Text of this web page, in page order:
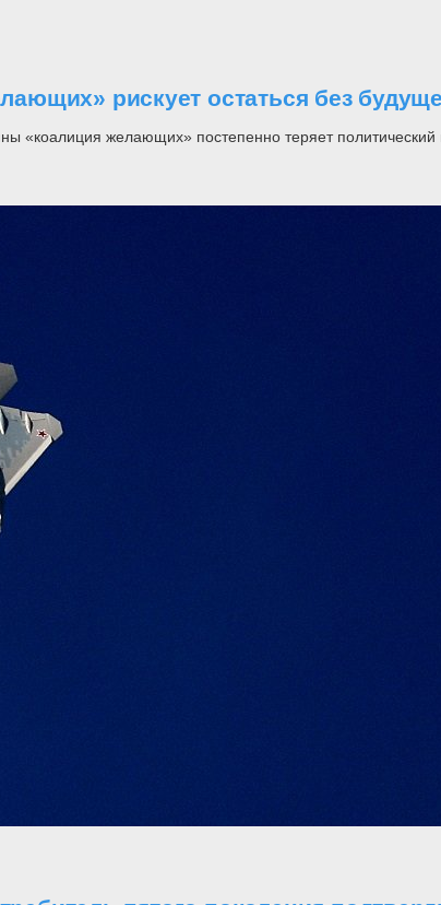
рискует остаться без
«коалиция желающих» постепенно теряет политический